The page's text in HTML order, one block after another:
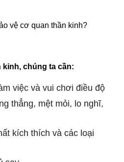
vệ cơ quan thần kinh?
chúng ta cần:
việc và vui chơi điều độ
thẳng, mệt mỏi, lo nghĩ,
kích thích và các loại